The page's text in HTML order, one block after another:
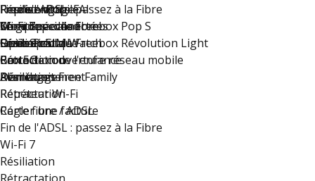
Fin de l'ADSL : passez à la Fibre
Wi-Fi 7
Résiliation
Rétractation
Déménagement
Reprise mobile
Montres connectées
Option eSIM Watch
Carte de couverture réseau mobile
Résiliation
Rétractation
Régler une facture
Résiliez votre FAI
Compte accès libre
Guide Pratique
Protection de l'enfance
Plan du site
Free s'engage
Le groupe Iliad
Free recrute !
Freebox Pop
Série Spéciale Freebox Pop S
Série Spéciale Freebox Révolution Light
Box 5G
Avantages Free Family
Répéteur Wi-Fi
Carte fibre / ADSL
Fin de l'ADSL : passez à la Fibre
Wi-Fi 7
Résiliation